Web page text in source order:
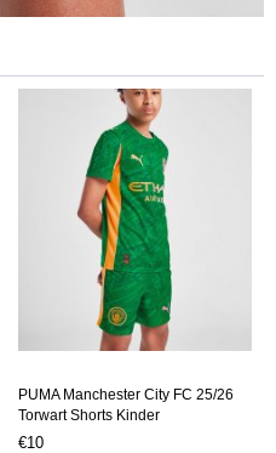
PUMA Manchester City FC 25/26
Torwart Shorts Kinder
€10